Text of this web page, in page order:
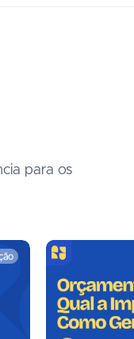
para os